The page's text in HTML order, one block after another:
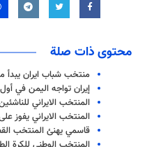
محتوى ذات صلة
منتخب شباب ايران يبدأ
إيران تواجه اليمن في
المنتخب الايراني
المنتخب الايراني يفوز
قاسمي يهنئ المنتخب